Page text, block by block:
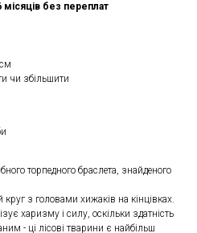
без переплат
чи збільшити
торпедного браслета, знайденого
з головами хижаків на кінцівках.
харизму і силу, оскільки здатність
- ці лісові тварини є найбільш